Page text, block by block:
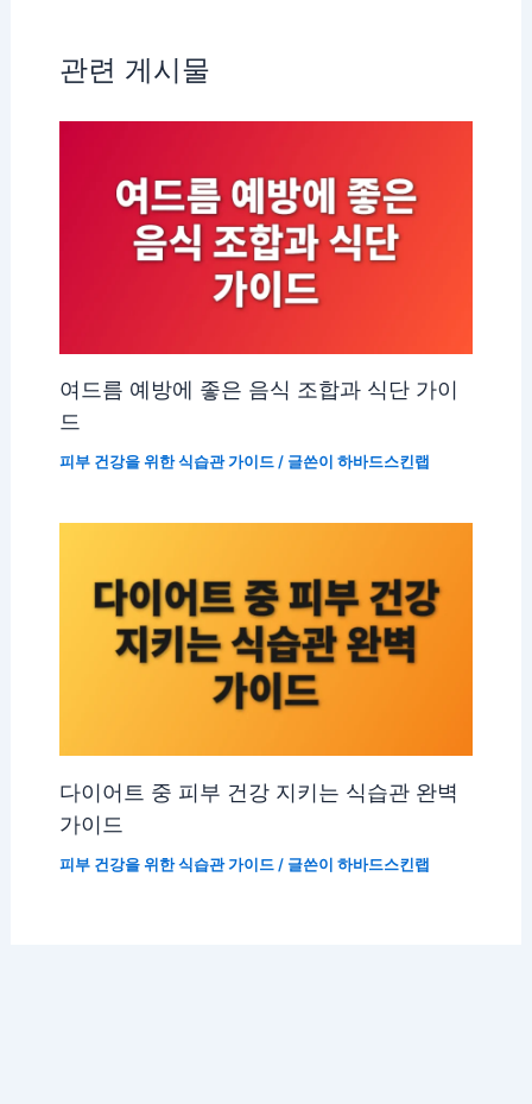
관련 게시물
여드름 예방에 좋은 음식 조합과 식단 가이
드
피부 건강을 위한 식습관 가이드/ 글쓴이 하바드스킨랩
다이어트 중 피부 건강 지키는 식습관 완벽
가이드
피부 건강을 위한 식습관 가이드/ 글쓴이 하바드스킨랩